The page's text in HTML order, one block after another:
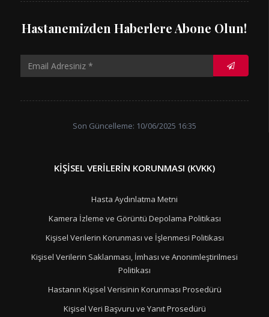
Hastanemizden Haberlere Abone Olun!
Son Güncelleme: 10/06/2025 16:35
KIŞISEL VERILERIN KORUNMASI (KVKK)
Hasta Aydınlatma Metni
Kamera İzleme ve Görüntü Depolama Politikası
Kişisel Verilerin Korunması ve İşlenmesi Politikası
Kişisel Verilerin Saklanması, İmhası ve Anonimleştirilmesi
Politikası
Hastanın Kişisel Verisinin Korunması Prosedürü
Kişisel Veri Başvuru ve Yanıt Prosedürü